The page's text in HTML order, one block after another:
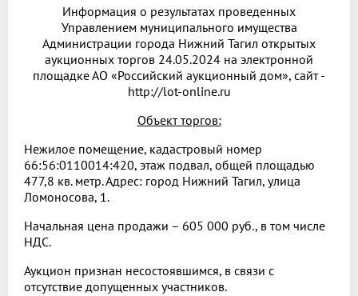
Информация о результатах проведенных
Управлением муниципального имущества
Администрации города Нижний Тагил открытых
аукционных торгов 24.05.2024 на электронной
площадке АО «Российский аукционный дом», сайт -
http://lot-online.ru
Объект торгов:
Нежилое помещение, кадастровый номер
66:56:0110014:420, этаж подвал, общей площадью
477,8 кв. метр. Адрес: город Нижний Тагил, улица
Ломоносова, 1.
Начальная цена продажи – 605 000 руб., в том числе
НДС.
Аукцион признан несостоявшимся, в связи с
отсутствие допущенных участников.